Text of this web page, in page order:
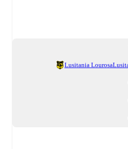
Lusitania Lourosa